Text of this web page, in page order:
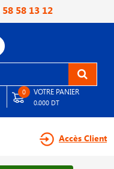
58 58 13 12
0 VOTRE PANIER
0.000 DT
Accès Client